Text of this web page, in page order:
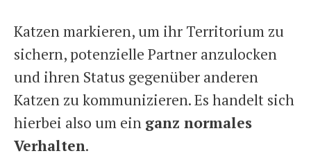
Katzen markieren, um ihr Territorium zu
sichern, potenzielle Partner anzulocken
und ihren Status gegenüber anderen
Katzen zu kommunizieren. Es handelt sich
hierbei also um ein ganz normales
Verhalten.